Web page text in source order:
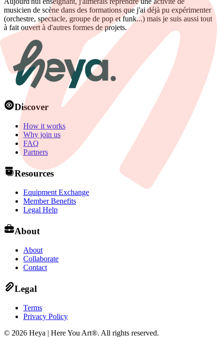
musicien de scène dans des formations que j'ai déjà pu expérimenter
(orchestre, spectacle, groupe de pop et funk...) mais je suis aussi tout
à fait ouvert à d'autres formes de projets.
Discover
How it works
Why join us
FAQ
Partners
Resources
Equipment Exchange
Member Benefits
Legal Help
About
About
Collaborate
Contact
Legal
Terms
Privacy Policy
© 2026 Heya | Here You Art®. All rights reserved.